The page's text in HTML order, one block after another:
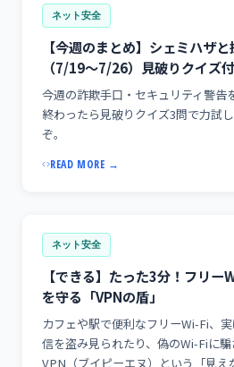
ネット安全
【今週のまとめ】シェミハザ
（7/19〜7/26）見破りクイズ
今週の詐欺手口・セキュリティ警告
終わったら見破りクイズ3問で力試
ぞ。
READ MORE →
ネット安全
【できる】たった3分！フリ
を守る「VPNの盾」
カフェや駅で便利なフリーWi-Fi、
信を盗み見られたり、偽のWi-Fiに騙
VPN（ブイピーエヌ）という「見え